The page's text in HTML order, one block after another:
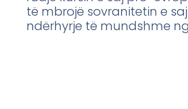
të mbrojë sovranitetin e
ndërhyrje të mundshme